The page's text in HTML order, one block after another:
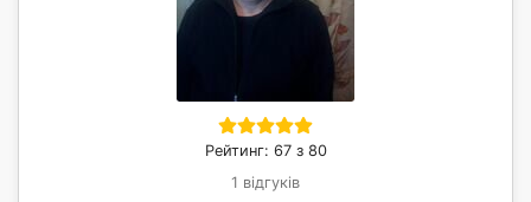
Рейтинг: 67 з 80
1 відгуків